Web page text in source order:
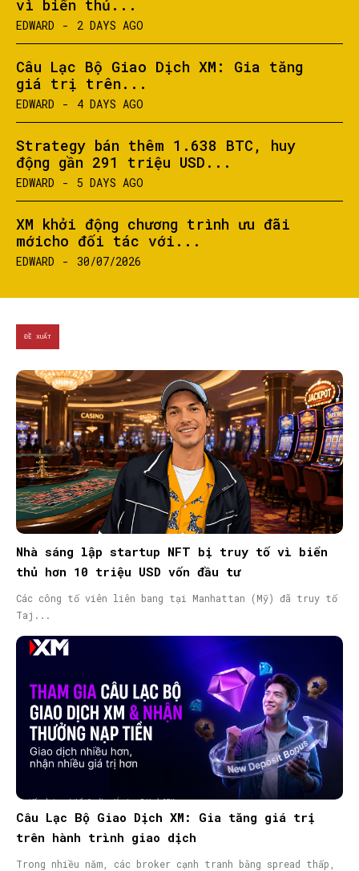
SEARCH...
vì biển thủ...
EDWARD - 2 DAYS AGO
Câu Lạc Bộ Giao Dịch XM: Gia tăng
giá trị trên...
EDWARD - 4 DAYS AGO
Strategy bán thêm 1.638 BTC, huy
động gần 291 triệu USD...
EDWARD - 5 DAYS AGO
XM khởi động chương trình ưu đãi
mớicho đối tác với...
EDWARD - 30/07/2026
ĐỀ XUẤT
Nhà sáng lập startup NFT bị truy tố vì biển
thủ hơn 10 triệu USD vốn đầu tư
Các công tố viên liên bang tại Manhattan (Mỹ) đã truy tố
Taj...
Câu Lạc Bộ Giao Dịch XM: Gia tăng giá trị
trên hành trình giao dịch
Trong nhiều năm, các broker cạnh tranh bằng spread thấp,